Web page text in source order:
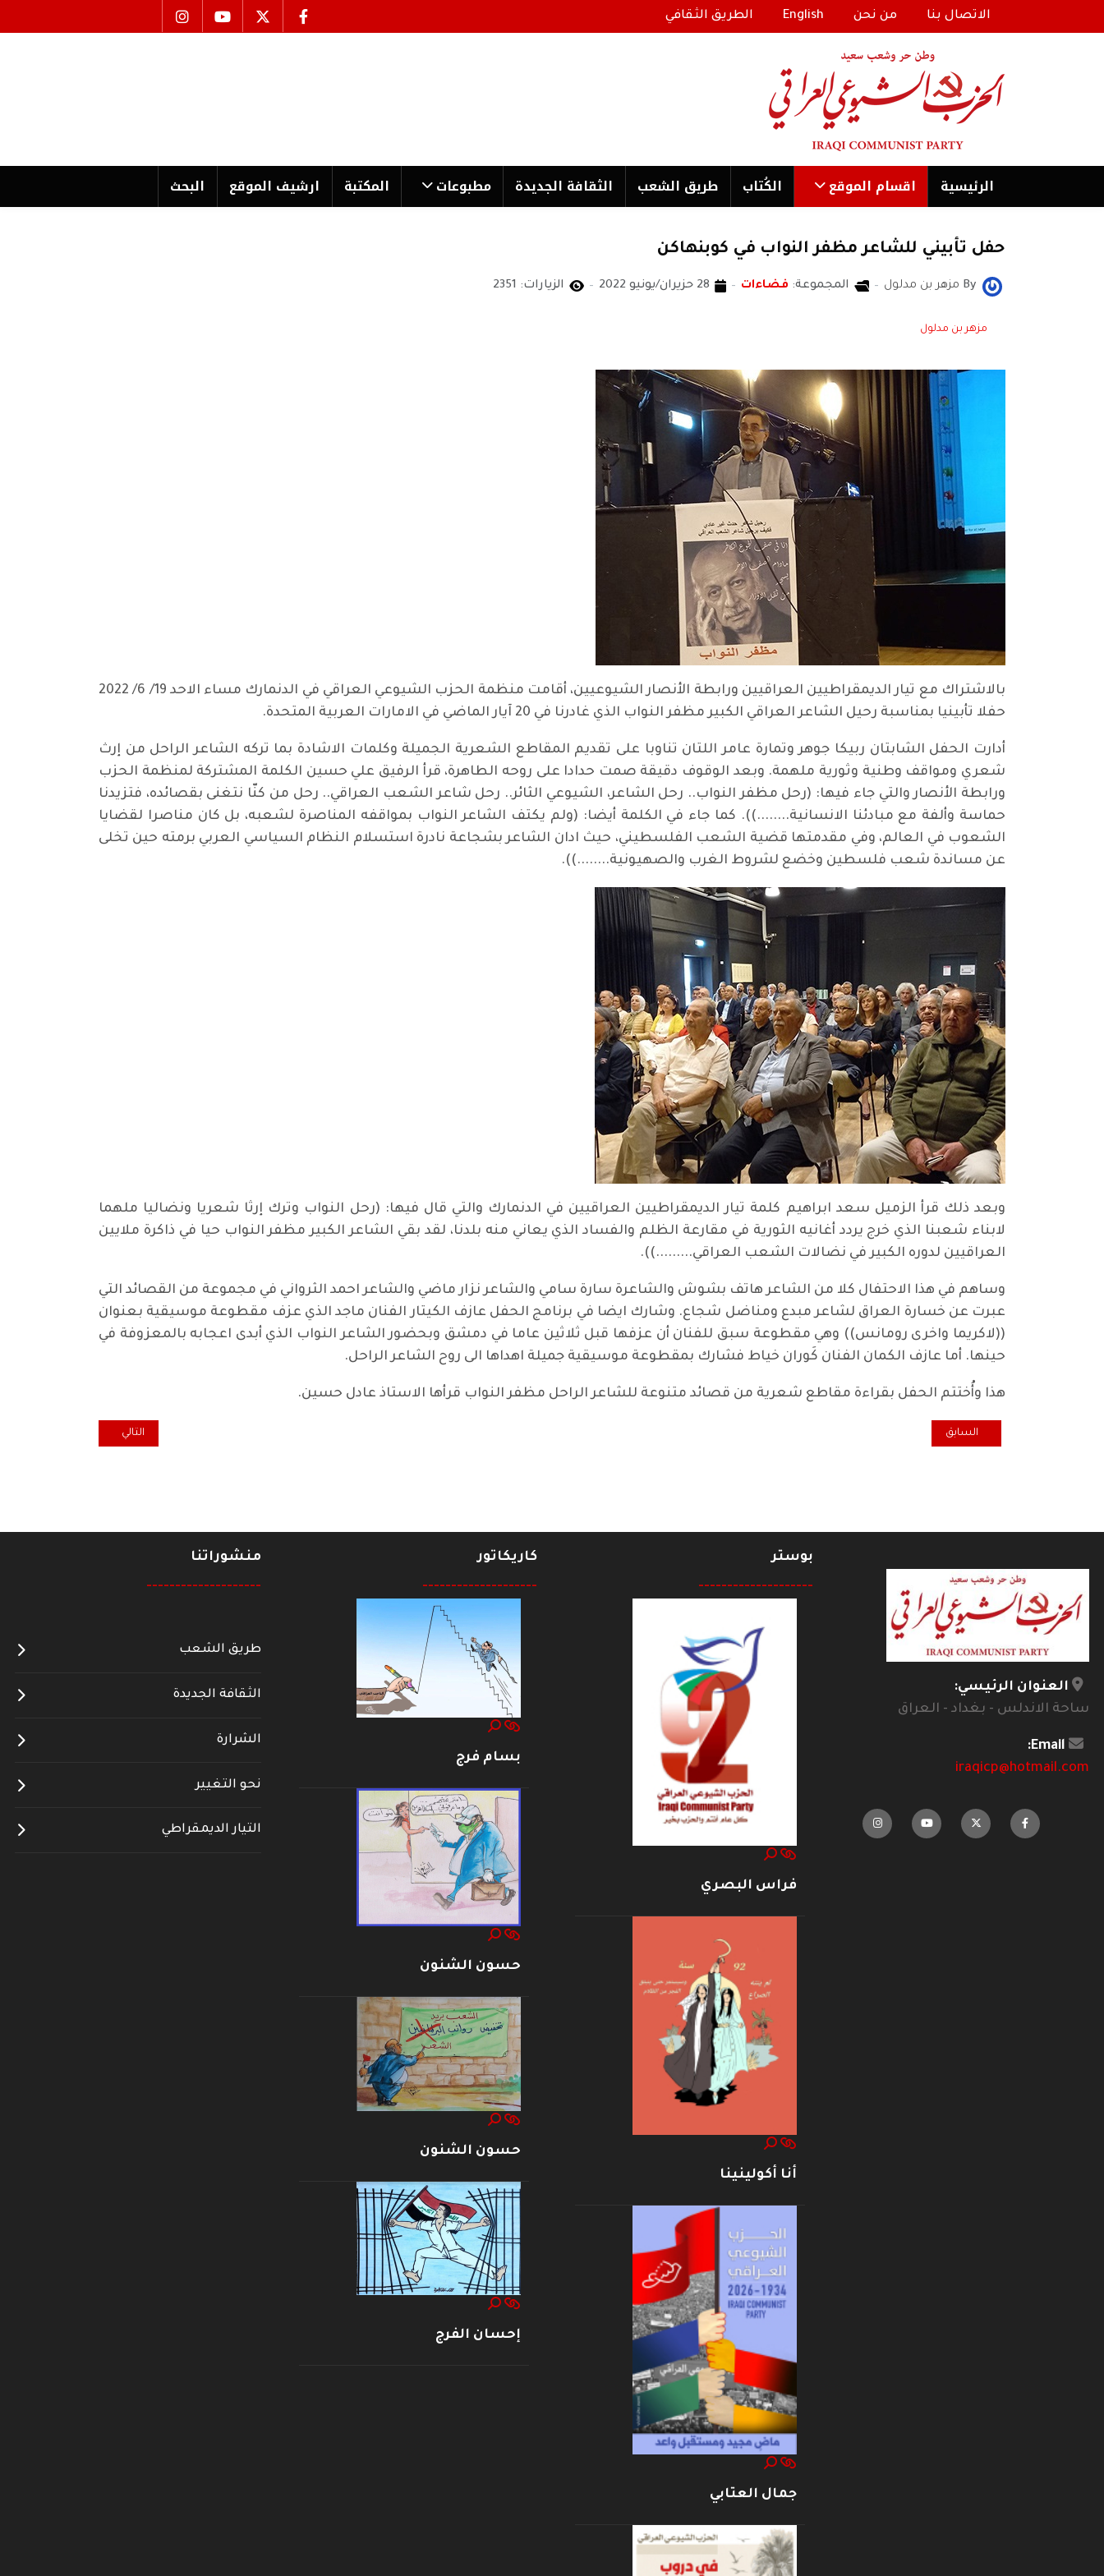
الاتصال بنا من نحن English الطريق الثقافي
الرئیسية اقسام الموقع الكُتاب طریق الشعب الثقافة الجدیدة مطبوعات المكتبة ارشیف الموقع البحث
حفل تأبيني للشاعر مظفر النواب في كوبنهاكن
By مزهر بن مدلول المجموعة: فضاءات 28 حزيران/يونيو 2022 الزيارات: 2351
مزهر بن مدلول
بالاشتراك مع تيار الديمقراطيين العراقيين ورابطة الأنصار الشيوعيين، أقامت منظمة الحزب الشيوعي العراقي في الدنمارك مساء الاحد 19/ 6/ 2022
حفلا تأبينيا بمناسبة رحيل الشاعر العراقي الكبير مظفر النواب الذي غادرنا في 20 آيار الماضي في الامارات العربية المتحدة.
أدارت الحفل الشابتان ربيكا جوهر وتمارة عامر اللتان تناوبا على تقديم المقاطع الشعرية الجميلة وكلمات الاشادة بما تركه الشاعر الراحل من إرث
شعري ومواقف وطنية وثورية ملهمة. وبعد الوقوف دقيقة صمت حدادا على روحه الطاهرة، قرأ الرفيق علي حسين الكلمة المشتركة لمنظمة الحزب
ورابطة الأنصار والتي جاء فيها: (رحل مظفر النواب.. رحل الشاعر، الشيوعي الثائر.. رحل شاعر الشعب العراقي.. رحل من كنّا نتغنى بقصائده، فتزيدنا
حماسة وألفة مع مبادئنا الانسانية........)). كما جاء في الكلمة أيضا: (ولم يكتف الشاعر النواب بمواقفه المناصرة لشعبه، بل كان مناصرا لقضايا
الشعوب في العالم، وفي مقدمتها قضية الشعب الفلسطيني، حيث ادان الشاعر بشجاعة نادرة استسلام النظام السياسي العربي برمته حين تخلى
عن مساندة شعب فلسطين وخضع لشروط الغرب والصهيونية........)).
وبعد ذلك قرأ الزميل سعد ابراهيم كلمة تيار الديمقراطيين العراقيين في الدنمارك والتي قال فيها: (رحل النواب وترك إرثا شعريا ونضاليا ملهما
لابناء شعبنا الذي خرج يردد أغانيه الثورية في مقارعة الظلم والفساد الذي يعاني منه بلدنا، لقد بقي الشاعر الكبير مظفر النواب حيا في ذاكرة ملايين
العراقيين لدوره الكبير في نضالات الشعب العراقي.........)).
وساهم في هذا الاحتفال كلا من الشاعر هاتف بشوش والشاعرة سارة سامي والشاعر نزار ماضي والشاعر احمد الثرواني في مجموعة من القصائد التي
عبرت عن خسارة العراق لشاعر مبدع ومناضل شجاع. وشارك ايضا في برنامج الحفل عازف الكيتار الفنان ماجد الذي عزف مقطوعة موسيقية بعنوان
((لاكريما واخرى رومانس)) وهي مقطوعة سبق للفنان أن عزفها قبل ثلاثين عاما في دمشق وبحضور الشاعر النواب الذي أبدى اعجابه بالمعزوفة في
حينها. أما عازف الكمان الفنان كَوران خياط فشارك بمقطوعة موسيقية جميلة اهداها الى روح الشاعر الراحل.
هذا وأُختتم الحفل بقراءة مقاطع شعرية من قصائد متنوعة للشاعر الراحل مظفر النواب قرأها الاستاذ عادل حسين.
المقال السابق: مدينة القامشلي في ذاكرة الحزب الشيوعي العراقي (4)
السابق المقال التالي: التواطؤ
التالي
العنوان الرئيسي:
ساحة الاندلس - بغداد - العراق
Email:
iraqicp@hotmail.com
بوستر
--------------------
فراس البصري
أنا أكولينينا
جمال العتابي
كاريكاتور
--------------------
بسام فرج
حسون الشنون
حسون الشنون
إحسان الفرج
منشوراتنا
--------------------
طريق الشعب
الثقافة الجديدة
الشرارة
نحو التغيير
التيار الديمقراطي